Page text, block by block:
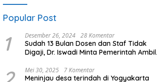
Popular Post
1 Desember 26, 2024 28 Komentar
Sudah 13 Bulan Dosen dan Staf Tidak
Digaji, Dr. Iswadi Minta Pemerintah Ambil
Mei 30, 2025 7 Komentar
Meninjau desa terindah di Yogyakarta